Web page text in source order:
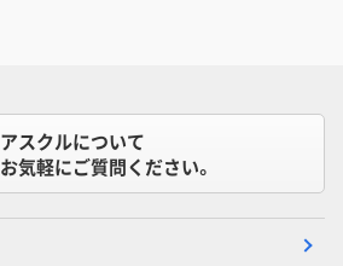
アスクルについて
お気軽にご質問ください。